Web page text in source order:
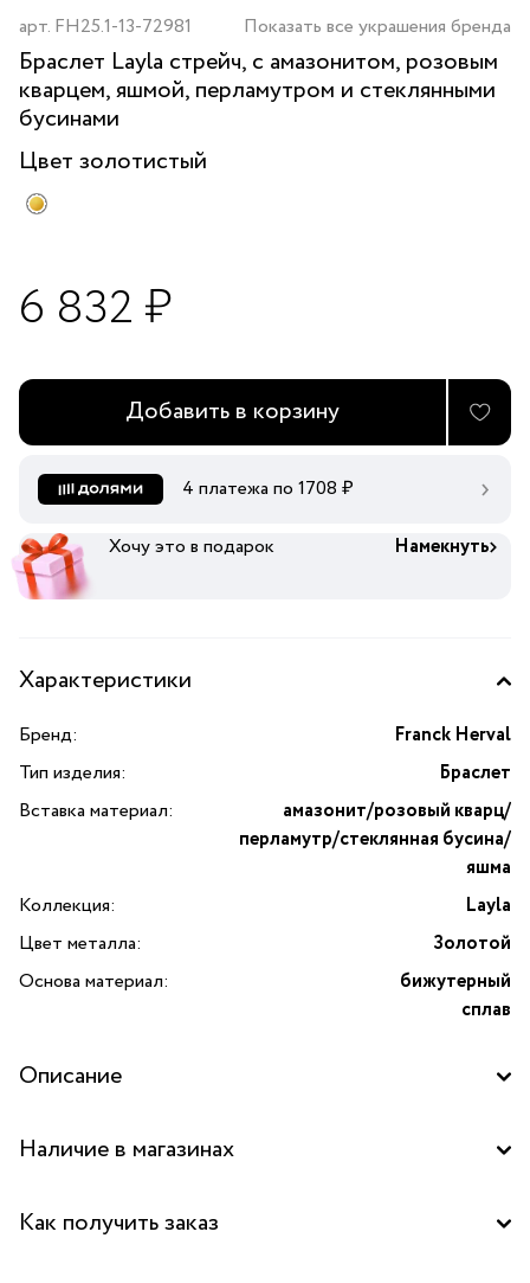
арт. FH25.1-13-72981 Показать все украшения бренда
Браслет Layla стрейч, с амазонитом, розовым
кварцем, яшмой, перламутром и стеклянными
бусинами
Цвет золотистый
6 832 ₽
Добавить в корзину
4 платежа по 1708 ₽
Хочу это в подарок Намекнуть
Характеристики
Бренд:
Franck Herval
Тип изделия:
Браслет
Вставка материал:
амазонит/розовый кварц/
перламутр/стеклянная бусина/
яшма
Коллекция:
Layla
Цвет металла:
Золотой
Основа материал:
бижутерный
сплав
Описание
бренда Franck Herval, который добавит неповторимый
является частью эксклюзивной коллекции Layla, которая
Наличие в магазинах
Бутик "La Nature" в ТРК "FORT", Москва
Как получить заказ